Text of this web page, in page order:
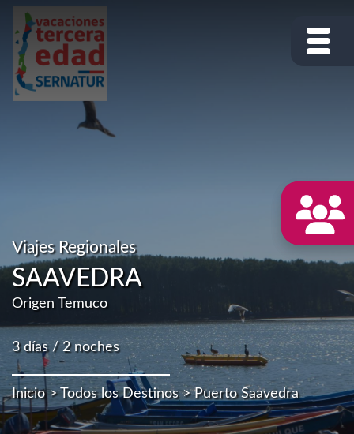
Viajes Regionales
SAAVEDRA
Origen Temuco
3 días / 2 noches
Inicio>Todos los Destinos> Puerto Saavedra